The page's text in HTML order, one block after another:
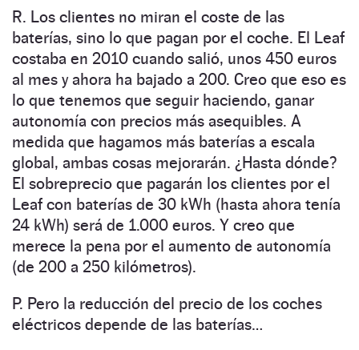
R. Los clientes no miran el coste de las
baterías, sino lo que pagan por el coche. El Leaf
costaba en 2010 cuando salió, unos 450 euros
al mes y ahora ha bajado a 200. Creo que eso es
lo que tenemos que seguir haciendo, ganar
autonomía con precios más asequibles. A
medida que hagamos más baterías a escala
global, ambas cosas mejorarán. ¿Hasta dónde?
El sobreprecio que pagarán los clientes por el
Leaf con baterías de 30 kWh (hasta ahora tenía
24 kWh) será de 1.000 euros. Y creo que
merece la pena por el aumento de autonomía
(de 200 a 250 kilómetros).
P. Pero la reducción del precio de los coches
eléctricos depende de las baterías…